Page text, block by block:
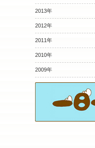
2013年
2012年
2011年
2010年
2009年